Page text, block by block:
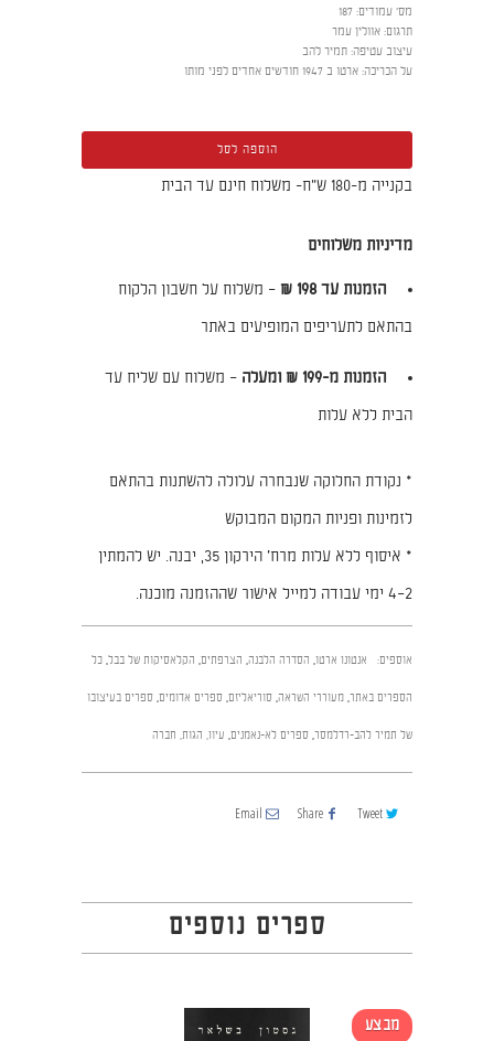
מס' עמודים:
187
תרגום: אוולין עמר
עיצוב עטיפה: תמיר להב
על הכריכה: ארטו ב 1947 חודשים אחדים לפני מותו
הוספה לסל
בקנייה מ-180 ש"ח- משלוח חינם עד הבית
מדיניות משלוחים
הזמנות עד 198 ₪
– משלוח על חשבון הלקוח
בהתאם לתעריפים המופיעים באתר
הזמנות מ-199 ₪ ומעלה
– משלוח עם שליח עד
הבית ללא עלות
* נקודת החלוקה שנבחרה עלולה להשתנות בהתאם
לזמינות ופניות המקום המבוקש
* איסוף ללא עלות מרח׳ הירקון 35, יבנה. יש להמתין
2–4 ימי עבודה למייל אישור שההזמנה מוכנה.
אוספים: אנטונן ארטו, הסדרה הלבנה, הצרפתים, הקלאסיקות של בבל, כל
הספרים באתר, מעוררי השראה, סוריאליזם, ספרים אדומים, ספרים בעיצובו
של תמיר להב-רדלמסר, ספרים לא-נאמנים, עיון, הגות, חברה
Tweet
Share
Email
ספרים נוספים
מבצע